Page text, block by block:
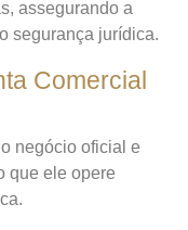
assegurando a
segurança jurídica.
Comercial
negócio oficial e
que ele opere